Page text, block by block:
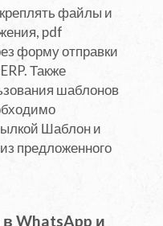
файлы и
pdf
форму отправки
Также
шаблонов
Шаблон и
предложенного
WhatsApp и